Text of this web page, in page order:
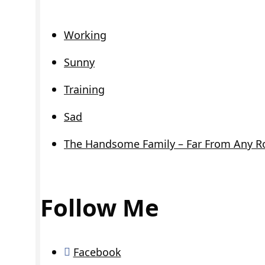
Working
Sunny
Training
Sad
The Handsome Family – Far From Any
Follow Me
Facebook